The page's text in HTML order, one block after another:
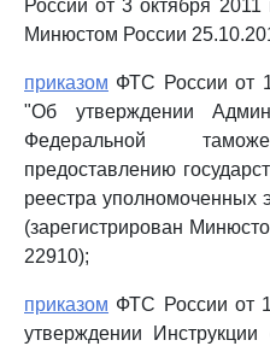
России от 3 октября 2011
Минюстом России
приказом ФТС России от
"Об утверждении
Федеральной
предоставлению
реестра уполномоченных
(зарегистрирован
22910);
приказом ФТС России от
утверждении